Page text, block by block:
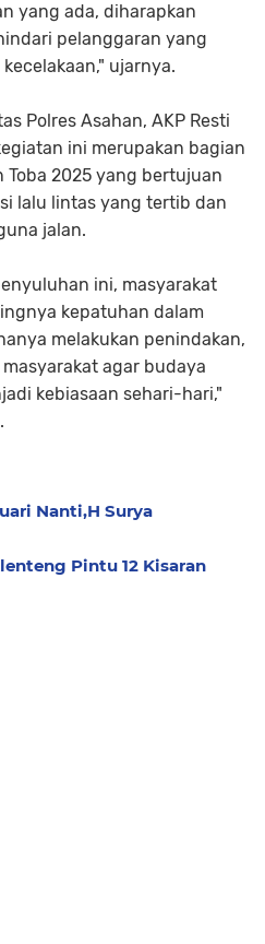
yang ada, diharapkan
pelanggaran yang
ujarnya.
Polres Asahan, AKP Resti
ini merupakan bagian
Toba 2025 yang bertujuan
lalu lintas yang tertib dan
jalan.
ini, masyarakat
kepatuhan dalam
melakukan penindakan,
agar budaya
kebiasaan sehari-hari,"
Nanti,H Surya
Pintu 12 Kisaran